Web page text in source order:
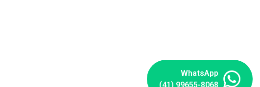
WhatsApp
(41) 99655-8068